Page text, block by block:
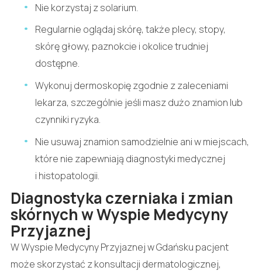
Nie korzystaj z solarium.
Regularnie oglądaj skórę, także plecy, stopy,
skórę głowy, paznokcie i okolice trudniej
dostępne.
Wykonuj dermoskopię zgodnie z zaleceniami
lekarza, szczególnie jeśli masz dużo znamion lub
czynniki ryzyka.
Nie usuwaj znamion samodzielnie ani w miejscach,
które nie zapewniają diagnostyki medycznej
i histopatologii.
Diagnostyka czerniaka i zmian
skórnych w Wyspie Medycyny
Przyjaznej
W Wyspie Medycyny Przyjaznej w Gdańsku pacjent
może skorzystać z konsultacji dermatologicznej,